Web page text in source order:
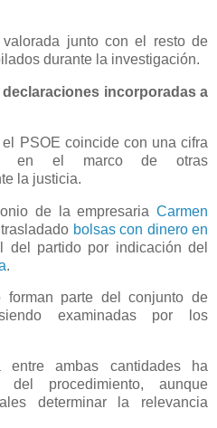
junto con el resto de
durante la investigación.
incorporadas a
PSOE coincide con una cifra
en el marco de otras
la justicia.
de la empresaria Carmen
bolsas con dinero en
del partido por indicación del
.
forman parte del conjunto de
examinadas por los
entre ambas cantidades ha
del procedimiento, aunque
determinar la relevancia